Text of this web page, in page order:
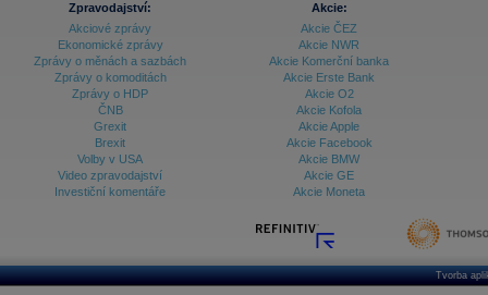
Archiv - Vývoj české koruny
Archiv analýz - Makroukazatele
Ceny průmyslových výrobců - Data a prognózy
Ceny průmyslových výrobců - Graf (ČR)
Ceny průmyslových výrobců - Kalendář (ČR)
Ceny průmyslových výrobců - Zpravodajství
Databanka - Ceny
Zpravodajství:
Akciové zprávy
Ekonomické zprávy
Zprávy o měnách a sazbách
Zprávy o komoditách
Zprávy o HDP
ČNB
Grexit
Brexit
Volby v USA
Video zpravodajství
Investiční komentáře
Akcie:
Akcie ČEZ
Akcie NWR
Akcie Komerční banka
Akcie Erste Bank
Akcie O2
Akcie Kofola
Akcie Apple
Akcie Facebook
Akcie BMW
Akcie GE
Akcie Moneta
Tvorba